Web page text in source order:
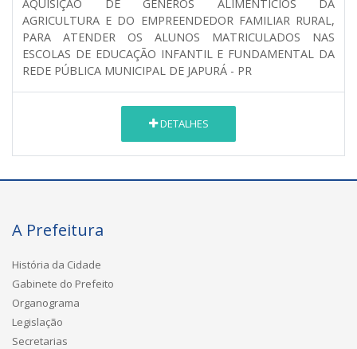
AQUISIÇÃO DE GÊNEROS ALIMENTÍCIOS DA
AGRICULTURA E DO EMPREENDEDOR FAMILIAR RURAL,
PARA ATENDER OS ALUNOS MATRICULADOS NAS
ESCOLAS DE EDUCAÇÃO INFANTIL E FUNDAMENTAL DA
REDE PÚBLICA MUNICIPAL DE JAPURÁ - PR
DETALHES
A Prefeitura
História da Cidade
Gabinete do Prefeito
Organograma
Legislação
Secretarias